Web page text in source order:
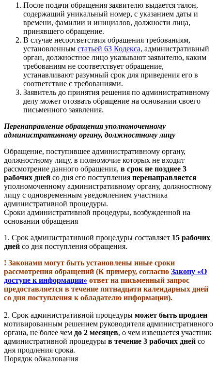
После подачи обращения заявителю выдается талон,
содержащий уникальный номер, с указанием даты и
времени, фамилии и инициалов, должности лица,
принявшего обращение.
В случае несоответствия обращения требованиям,
установленным статьей 63 Кодекса, административный
орган, должностное лицо указывают заявителю, каким
требованиям не соответствует обращение,
устанавливают разумный срок для приведения его в
соответствие с требованиями.
Заявитель до принятия решения по административному
делу может отозвать обращение на основании своего
письменного заявления.
Перенаправление обращения уполномоченному
административному органу, должностному лицу
Обращение, поступившее административному органу,
должностному лицу, в полномочие которых не входит
рассмотрение данного обращения, в срок не позднее 3
рабочих дней со дня его поступления перенаправляется
уполномоченному административному органу, должностному
лицу с одновременным уведомлением участника
административной процедуры.
Сроки административной процедуры, возбужденной на
основании обращения
1. Срок административной процедуры составляет 15 рабочих
дней со дня поступления обращения.
! Законами могут быть установлены иные сроки
рассмотрения обращений (К примеру, согласно Закону «О
доступе к информации» ответ на письменный запрос
предоставляется в течение пятнадцати календарных дней
со дня поступления к обладателю информации).
2. Срок административной процедуры может быть продлен
мотивированным решением руководителя административного
органа, не более чем до 2 месяцев, о чем извещается участник
административной процедуры в течение 3 рабочих дней со
дня продления срока.
Порядок обжалования